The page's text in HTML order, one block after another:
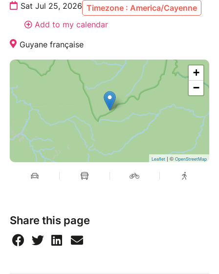
Sat Jul 25, 2026 Timezone : America/Cayenne
Add to my calendar
Guyane française
+
−
Leaflet | © OpenStreetMap
Share this page